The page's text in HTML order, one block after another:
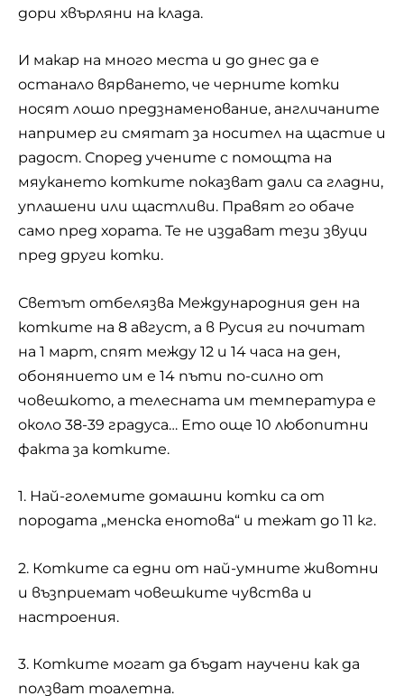
дори хвърляни на клада.
И макар на много места и до днес да е
останало вярването, че черните котки
носят лошо предзнаменование, англичаните
например ги смятат за носител на щастие и
радост. Според учените с помощта на
мяукането котките показват дали са гладни,
уплашени или щастливи. Правят го обаче
само пред хората. Те не издават тези звуци
пред други котки.
Светът отбелязва Международния ден на
котките на 8 август, а в Русия ги почитат
на 1 март, спят между 12 и 14 часа на ден,
обонянието им е 14 пъти по-силно от
човешкото, а телесната им температура е
около 38-39 градуса… Ето още 10 любопитни
факта за котките.
1. Най-големите домашни котки са от
породата „менска енотова“ и тежат до 11 кг.
2. Котките са едни от най-умните животни
и възприемат човешките чувства и
настроения.
3. Котките могат да бъдат научени как да
ползват тоалетна.